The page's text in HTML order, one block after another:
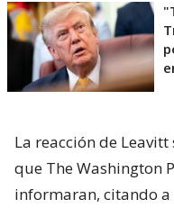
La reacción de
que The Washington
informaran, citando